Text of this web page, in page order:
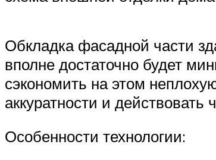
Обкладка фасадной части
вполне достаточно будет
сэкономить на этом
аккуратности и действовать
Особенности технологии: